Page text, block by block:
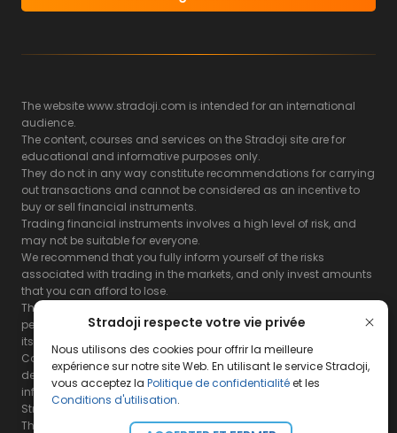
Stradoji respecte votre vie privée
Nous utilisons des cookies pour offrir la meilleure
expérience sur notre site Web. En utilisant le service Stradoji,
vous acceptez la Politique de confidentialitéet les
Conditions d'utilisation.
The website www.stradoji.com is intended for an international
audience.
The content, courses and services on the Stradoji site are for
educational and informative purposes only.
They do not in any way constitute recommendations for carrying
out transactions and cannot be considered as an incentive to
buy or sell financial instruments.
Trading financial instruments involves a high level of risk, and
may not be suitable for everyone.
We recommend that you fully inform yourself of the risks
associated with trading in the markets, and only invest amounts
that you can afford to lose.
The Stradoji site does not guarantee the results or the
performance of products based on the information contained on
its site and its servers.
Consequently, the Stradoji site and its publishing company
decline all responsibility in the use that may be made of this
information and the consequences that may result therefrom.
Stradoji Services are not authorized for US citizens or US residents.
The full legal notices areavailable here.